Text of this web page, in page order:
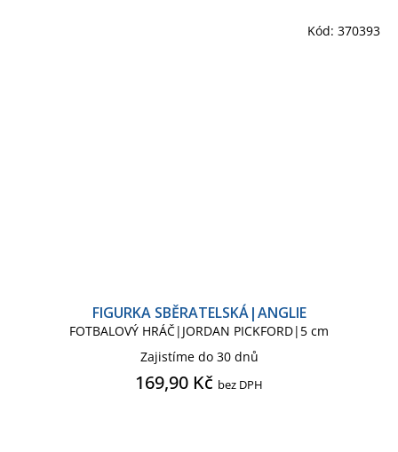
FIGURKA SBĚRATELSKÁ|ANGLIE
FOTBALOVÝ HRÁČ|JORDAN PICKFORD|5 cm
Zajistíme do 30 dnů
169,90 Kč bez DPH
Kód: 370393